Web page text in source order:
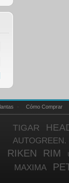
· Cómo Comprar
TIGAR
AUTOGREEN.
RIKEN RIM
MAXIMA